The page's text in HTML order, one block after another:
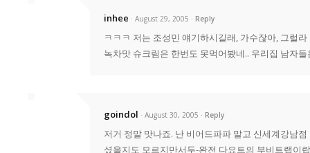
inhee · August 29, 2005 Reply
ㅋㅋㅋ 저는 조성민 얘기하시길래, 가수잖아, 그럴
녹차맛 슈크림은 한번도 못먹어봤네.. 우리집 남자
goindol · August 30, 2005 Reply
저거 정말 맛나죠. 난 비어드파파 말고 신세계강남
셨을지도 모르지만서두-완전 다요트의 부비트랩이